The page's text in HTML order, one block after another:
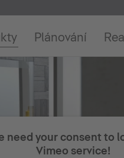
Plánování
need your consent to
Vimeo service!